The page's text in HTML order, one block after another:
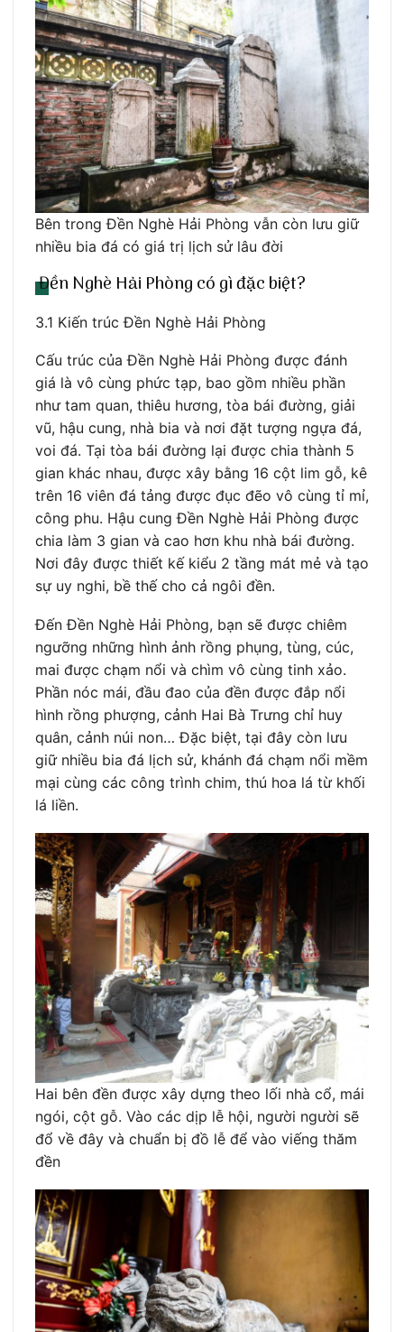
Bên trong Đền Nghè Hải Phòng vẫn còn lưu giữ
nhiều bia đá có giá trị lịch sử lâu đời
Đền Nghè Hải Phòng có gì đặc biệt?
3.1 Kiến trúc Đền Nghè Hải Phòng
Cấu trúc của Đền Nghè Hải Phòng được đánh
giá là vô cùng phức tạp, bao gồm nhiều phần
như tam quan, thiêu hương, tòa bái đường, giải
vũ, hậu cung, nhà bia và nơi đặt tượng ngựa đá,
voi đá. Tại tòa bái đường lại được chia thành 5
gian khác nhau, được xây bằng 16 cột lim gỗ, kê
trên 16 viên đá tảng được đục đẽo vô cùng tỉ mỉ,
công phu. Hậu cung Đền Nghè Hải Phòng được
chia làm 3 gian và cao hơn khu nhà bái đường.
Nơi đây được thiết kế kiểu 2 tầng mát mẻ và tạo
sự uy nghi, bề thế cho cả ngôi đền.
Đến Đền Nghè Hải Phòng, bạn sẽ được chiêm
ngưỡng những hình ảnh rồng phụng, tùng, cúc,
mai được chạm nổi và chìm vô cùng tinh xảo.
Phần nóc mái, đầu đao của đền được đắp nổi
hình rồng phượng, cảnh Hai Bà Trưng chỉ huy
quân, cảnh núi non… Đặc biệt, tại đây còn lưu
giữ nhiều bia đá lịch sử, khánh đá chạm nổi mềm
mại cùng các công trình chim, thú hoa lá từ khối
lá liền.
Hai bên đền được xây dựng theo lối nhà cổ, mái
ngói, cột gỗ. Vào các dịp lễ hội, người người sẽ
đổ về đây và chuẩn bị đồ lễ để vào viếng thăm
đền